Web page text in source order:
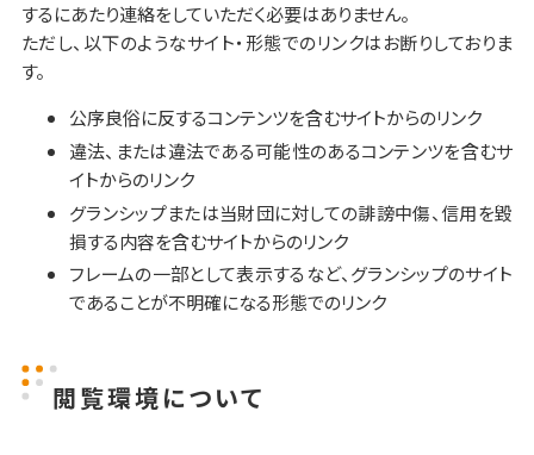
するにあたり連絡をしていただく必要はありません。
ただし、以下のようなサイト・形態でのリンクはお断りしておりま
す。
公序良俗に反するコンテンツを含むサイトからのリンク
違法、または違法である可能性のあるコンテンツを含むサ
イトからのリンク
グランシップまたは当財団に対しての誹謗中傷、信用を毀
損する内容を含むサイトからのリンク
フレームの一部として表示するなど、グランシップのサイト
であることが不明確になる形態でのリンク
閲覧環境について